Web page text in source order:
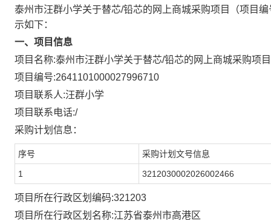
泰州市汪群小学关于替芯/铅芯的网上商城采购项目
（项目
示如下：
一、项目信息
项目名称:泰州市汪群小学关于替芯/铅芯的网上商城采购项目
项目编号:2641101000027996710
项目联系人:汪群小学
项目联系电话:/
采购计划信息：
序号 采购计划文号信息
1 3212030002026002466
项目所在行政区划编码:321203
项目所在行政区划名称:江苏省泰州市高港区